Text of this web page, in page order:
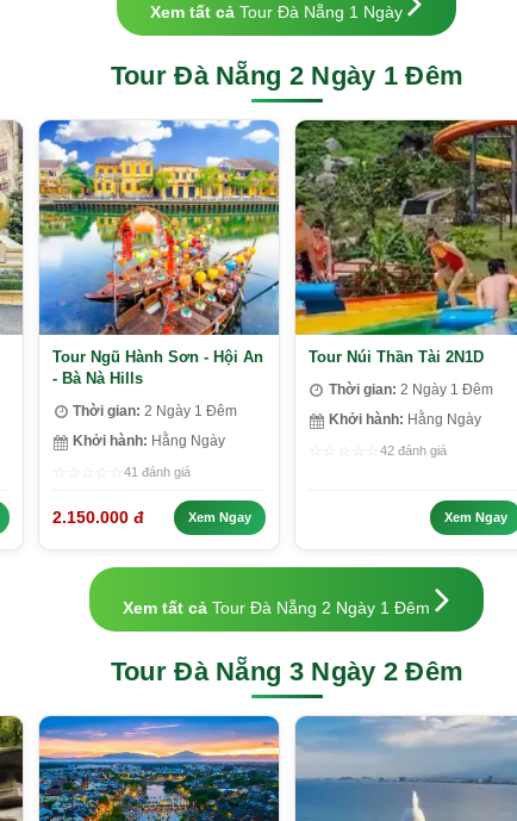
Xem tất cảTour Đà Nẵng 1 Ngày
Tour Đà Nẵng 2 Ngày 1 Đêm
Tour Ngũ Hành Sơn - Hội An
- Bà Nà Hills
Thời gian: 2 Ngày 1 Đêm
Khởi hành: Hằng Ngày
☆41 đánh giá
2.150.000 đ Xem Ngay
Tour Núi Thần Tài 2N1D
Thời gian: 2 Ngày 1 Đêm
Khởi hành: Hằng Ngày
42 đánh giá
Xem Ngay
Xem tất cảTour Đà Nẵng 2 Ngày 1 Đêm
Tour Đà Nẵng 3 Ngày 2 Đêm